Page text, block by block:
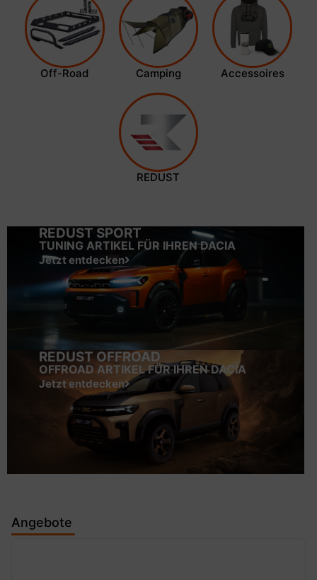
Off-Road Camping Accessoires
REDUST
REDUST SPORT
TUNING ARTIKEL FÜR IHREN DACIA
Jetzt entdecken
REDUST OFFROAD
OFFROAD ARTIKEL FÜR IHREN DACIA
Jetzt entdecken
Angebote